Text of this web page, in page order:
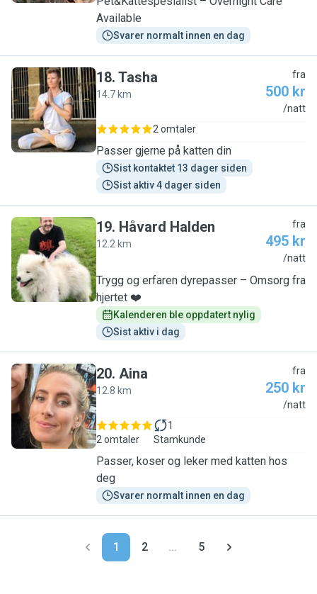
Available
Svarer normalt innen en dag
T
18. Tasha
14.7 km
fra
500 kr
/natt
2 omtaler
Passer gjerne på katten din
Sist kontaktet 13 dager siden
Sist aktiv 4 dager siden
H
19. Håvard Halden
12.2 km
fra
495 kr
/natt
Trygg og erfaren dyrepasser – Omsorg fra
hjertet ❤️
Kalenderen ble oppdatert nylig
Sist aktiv i dag
A
20. Aina
12.8 km
fra
250 kr
/natt
2 omtaler
1
Stamkunde
Passer, koser og leker med katten hos
deg
Svarer normalt innen en dag
1 2 ... 5